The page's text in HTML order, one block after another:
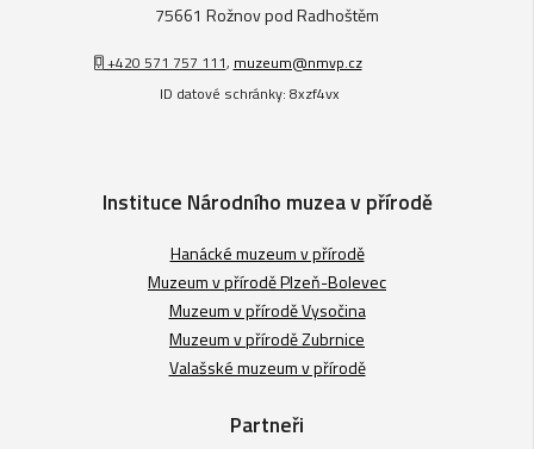
75661 Rožnov pod Radhoštěm
+420 571 757 111, muzeum@nmvp.cz
ID datové schránky: 8xzf4vx
Instituce Národního muzea v přírodě
Hanácké muzeum v přírodě
Muzeum v přírodě Plzeň-Bolevec
Muzeum v přírodě Vysočina
Muzeum v přírodě Zubrnice
Valašské muzeum v přírodě
Partneři